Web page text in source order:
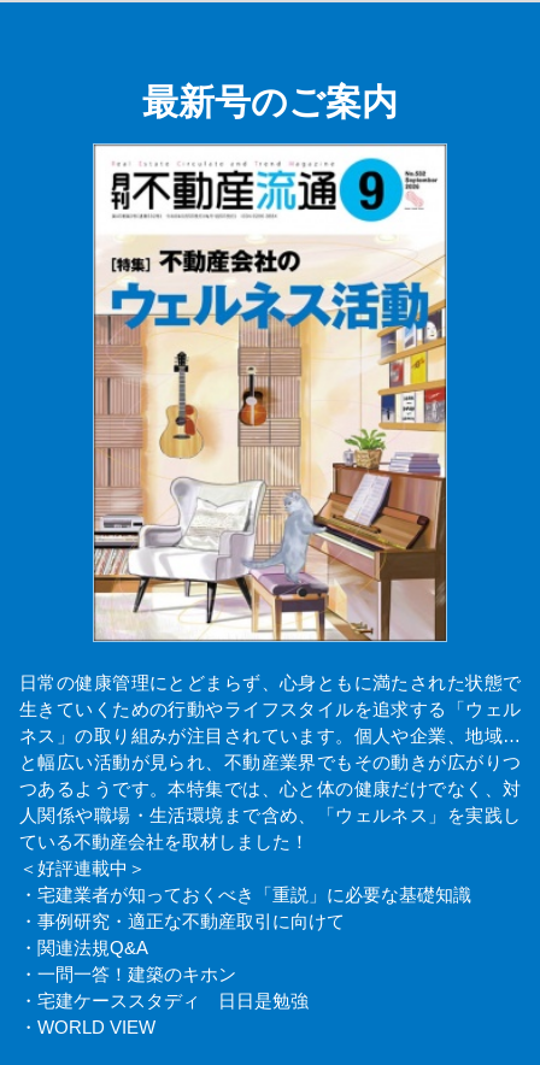
最新号のご案内
日常の健康管理にとどまらず、心身ともに満たされた状態で
生きていくための行動やライフスタイルを追求する「ウェル
ネス」の取り組みが注目されています。個人や企業、地域…
と幅広い活動が見られ、不動産業界でもその動きが広がりつ
つあるようです。本特集では、心と体の健康だけでなく、対
人関係や職場・生活環境まで含め、「ウェルネス」を実践し
ている不動産会社を取材しました！
＜好評連載中＞
・宅建業者が知っておくべき「重説」に必要な基礎知識
・事例研究・適正な不動産取引に向けて
・関連法規Q&A
・一問一答！建築のキホン
・宅建ケーススタディ 日日是勉強
・WORLD VIEW